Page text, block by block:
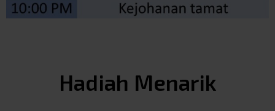
Hadiah Menarik